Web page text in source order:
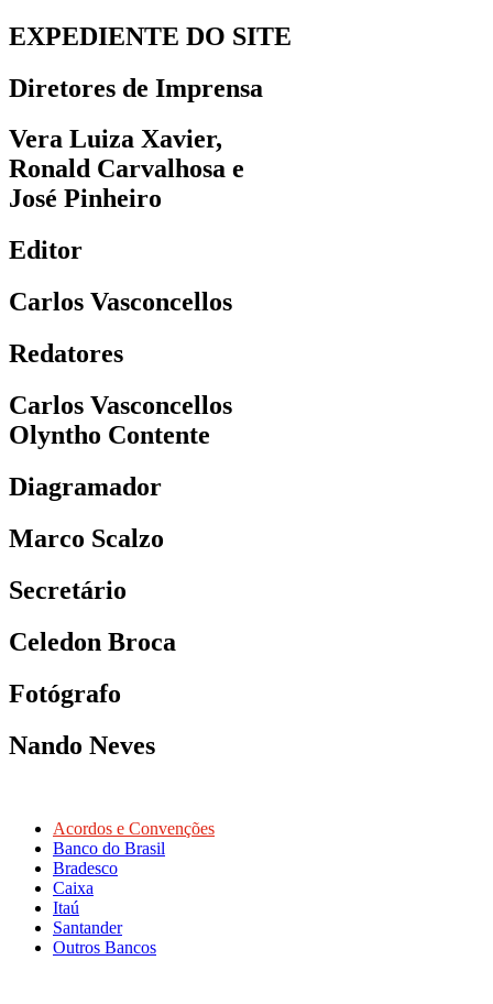
EXPEDIENTE DO SITE
Diretores de Imprensa
Vera Luiza Xavier,
Ronald Carvalhosa e
José Pinheiro
Editor
Carlos Vasconcellos
Redatores
Carlos Vasconcellos
Olyntho Contente
Diagramador
Marco Scalzo
Secretário
Celedon Broca
Fotógrafo
Nando Neves
Acordos e Convenções
Banco do Brasil
Bradesco
Caixa
Itaú
Santander
Outros Bancos